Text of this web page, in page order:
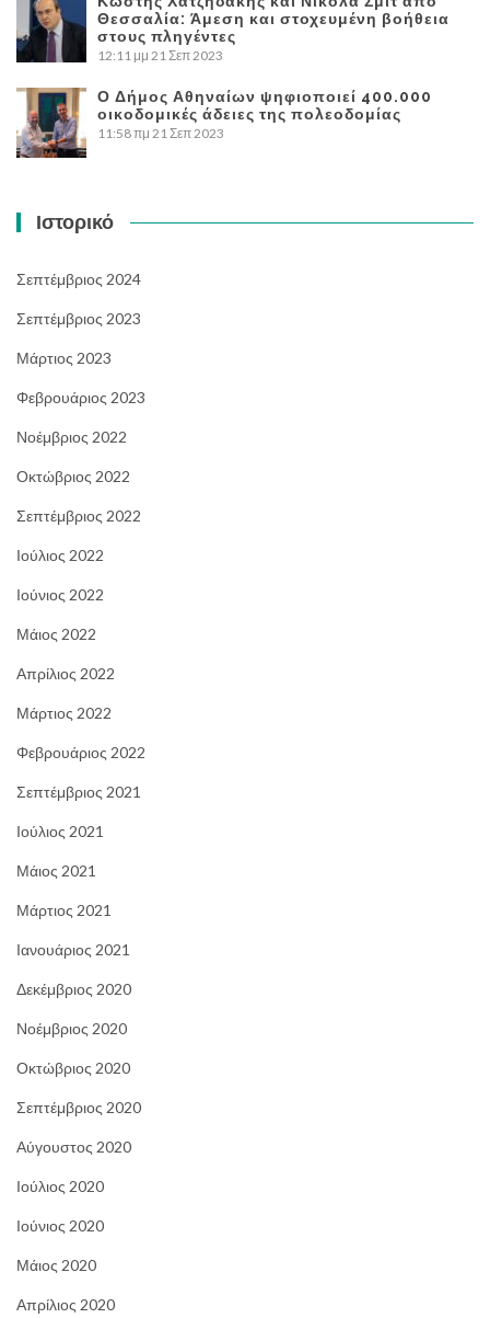
Θεσσαλία: Άμεση και στοχευμένη βοήθεια
στους πληγέντες
12:11 μμ 21 Σεπ 2023
Ο Δήμος Αθηναίων ψηφιοποιεί 400.000
οικοδομικές άδειες της πολεοδομίας
11:58 πμ 21 Σεπ 2023
Ιστορικό
Σεπτέμβριος 2024
Σεπτέμβριος 2023
Μάρτιος 2023
Φεβρουάριος 2023
Νοέμβριος 2022
Οκτώβριος 2022
Σεπτέμβριος 2022
Ιούλιος 2022
Ιούνιος 2022
Μάιος 2022
Απρίλιος 2022
Μάρτιος 2022
Φεβρουάριος 2022
Σεπτέμβριος 2021
Ιούλιος 2021
Μάιος 2021
Μάρτιος 2021
Ιανουάριος 2021
Δεκέμβριος 2020
Νοέμβριος 2020
Οκτώβριος 2020
Σεπτέμβριος 2020
Αύγουστος 2020
Ιούλιος 2020
Ιούνιος 2020
Μάιος 2020
Απρίλιος 2020